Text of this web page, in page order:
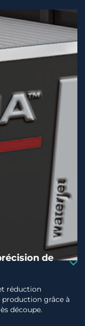
de
réduction
grâce à
découpe.